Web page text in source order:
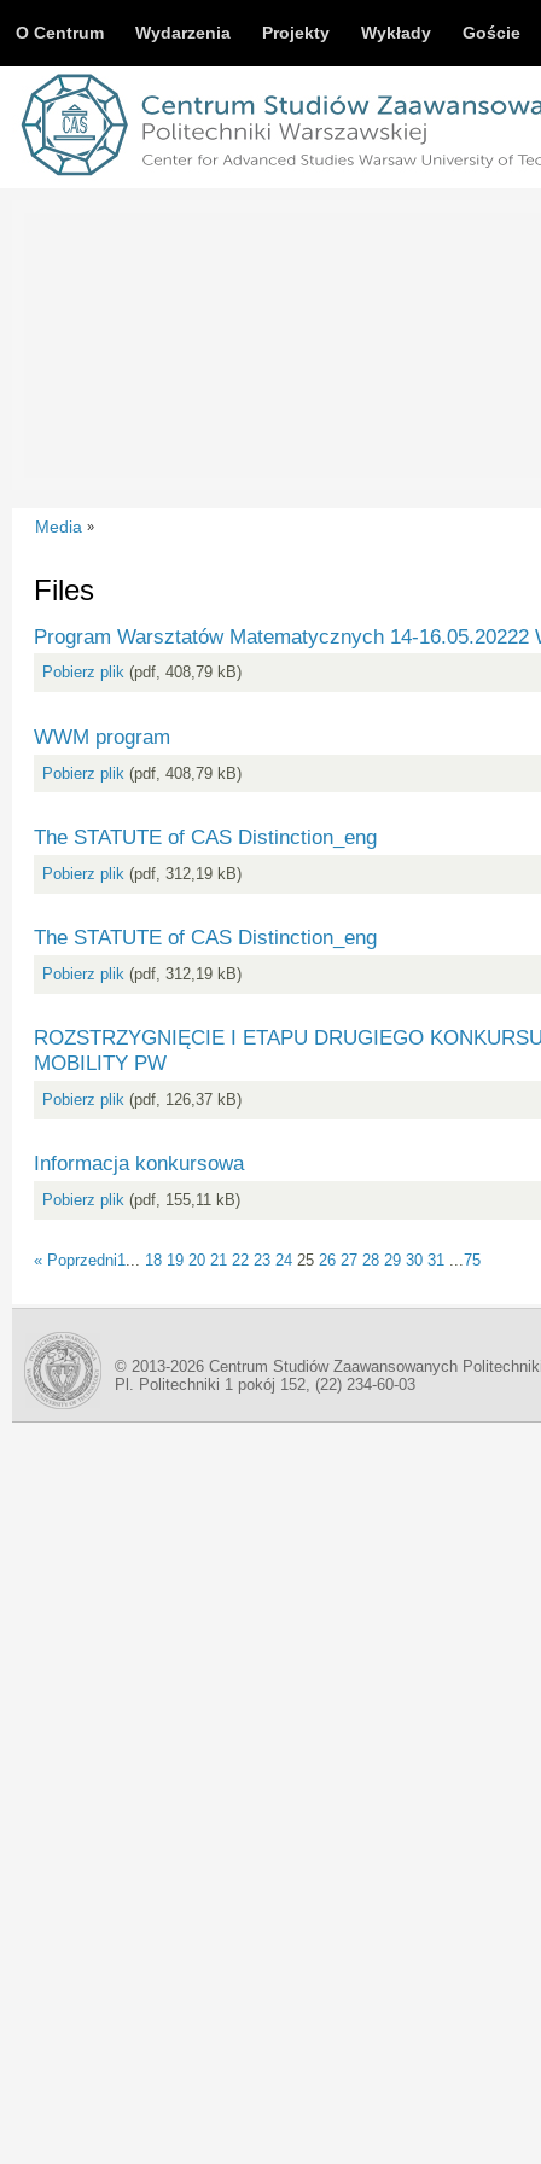
O Centrum Wydarzenia Projekty Wykłady Goście
Media »
Files
Program Warsztatów Matematycznych 14-16.05.20222
Pobierz plik(pdf, 408,79 kB)
WWM program
Pobierz plik (pdf, 408,79 kB)
The STATUTE of CAS Distinction_eng
Pobierz plik (pdf, 312,19 kB)
The STATUTE of CAS Distinction_eng
Pobierz plik (pdf, 312,19 kB)
ROZSTRZYGNIĘCIE I ETAPU DRUGIEGO
MOBILITY PW
Pobierz plik (pdf, 126,37 kB)
Informacja konkursowa
Pobierz plik (pdf, 155,11 kB)
« Poprzedni1... 18 19 20 21 22 23 24 25 26 27 28 29 30 31 ...75
© 2013-2026 Centrum Studiów Zaawansowanych
Pl. Politechniki 1 pokój 152, (22) 234-60-03